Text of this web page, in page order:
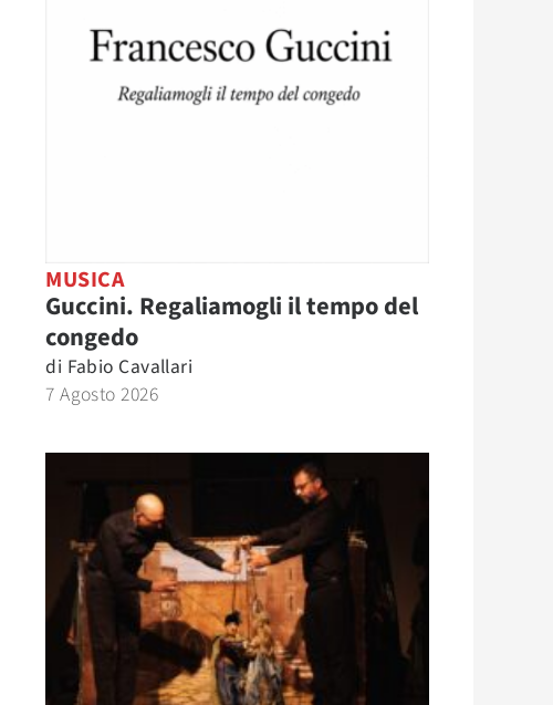
MUSICA
Guccini. Regaliamogli il tempo del
congedo
di Fabio Cavallari
7 Agosto 2026